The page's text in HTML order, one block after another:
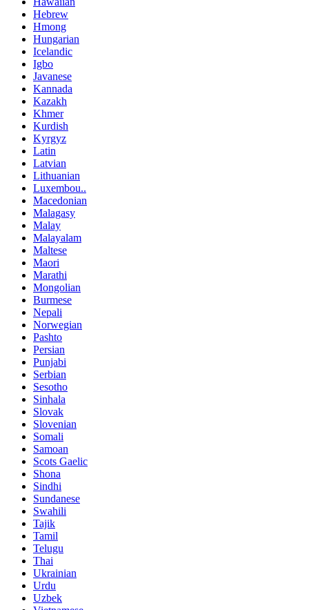
Hebrew
Hmong
Hungarian
Icelandic
Igbo
Javanese
Kannada
Kazakh
Khmer
Kurdish
Kyrgyz
Latin
Latvian
Lithuanian
Luxembou..
Macedonian
Malagasy
Malay
Malayalam
Maltese
Maori
Marathi
Mongolian
Burmese
Nepali
Norwegian
Pashto
Persian
Punjabi
Serbian
Sesotho
Sinhala
Slovak
Slovenian
Somali
Samoan
Scots Gaelic
Shona
Sindhi
Sundanese
Swahili
Tajik
Tamil
Telugu
Thai
Ukrainian
Urdu
Uzbek